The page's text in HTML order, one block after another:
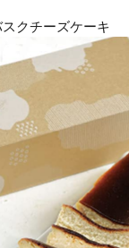
クチーズケーキ